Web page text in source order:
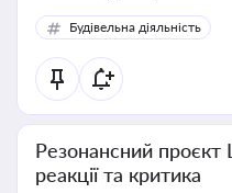
Будівельна діяльність
Резонансний проєкт
реакції та критика